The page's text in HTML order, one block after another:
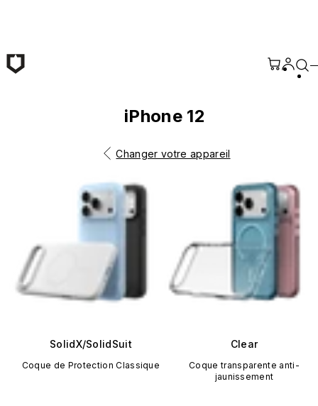
iPhone 12
Changer votre appareil
SolidX/SolidSuit
Coque de Protection Classique
Clear
Coque transparente anti-
jaunissement